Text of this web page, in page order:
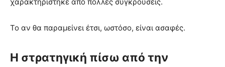
Το αν θα παραμείνει έτσι, ωστόσο, είναι ασαφές.
Η στρατηγική πίσω από την